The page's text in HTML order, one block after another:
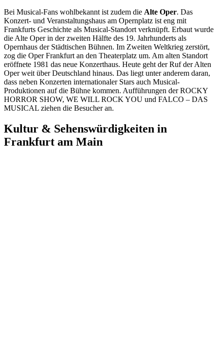
Bei Musical-Fans wohlbekannt ist zudem die Alte Oper. Das
Konzert- und Veranstaltungshaus am Opernplatz ist eng mit
Frankfurts Geschichte als Musical-Standort verknüpft. Erbaut wurde
die Alte Oper in der zweiten Hälfte des 19. Jahrhunderts als
Opernhaus der Städtischen Bühnen. Im Zweiten Weltkrieg zerstört,
zog die Oper Frankfurt an den Theaterplatz um. Am alten Standort
eröffnete 1981 das neue Konzerthaus. Heute geht der Ruf der Alten
Oper weit über Deutschland hinaus. Das liegt unter anderem daran,
dass neben Konzerten internationaler Stars auch Musical-
Produktionen auf die Bühne kommen. Aufführungen der ROCKY
HORROR SHOW, WE WILL ROCK YOU und FALCO – DAS
MUSICAL ziehen die Besucher an.
Kultur & Sehenswürdigkeiten in
Frankfurt am Main